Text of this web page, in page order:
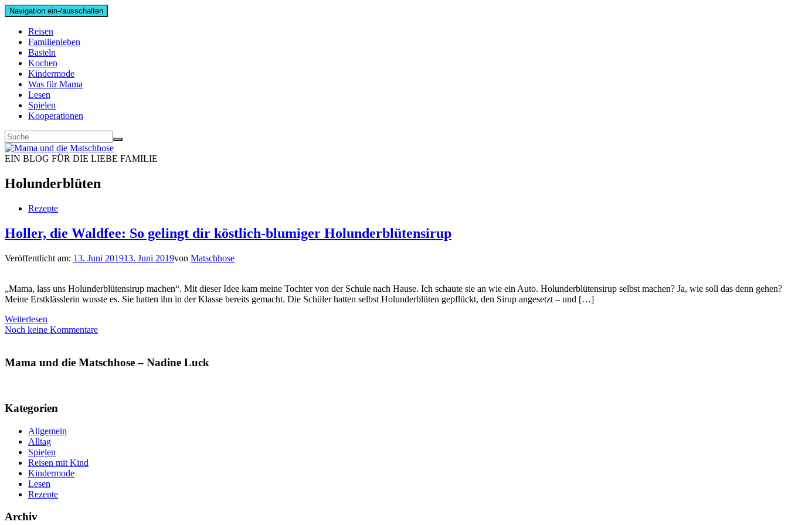
Navigation ein-/ausschalten
Reisen
Familienleben
Basteln
Kochen
Kindermode
Was für Mama
Lesen
Spielen
Kooperationen
EIN BLOG FÜR DIE LIEBE FAMILIE
Holunderblüten
Rezepte
Holler, die Waldfee: So gelingt dir köstlich-blumiger Holunderblütensirup
Veröffentlicht am: 13. Juni 201913. Juni 2019von Matschhose
„Mama, lass uns Holunderblütensirup machen“. Mit dieser Idee kam meine Tochter von der Schule nach Hause. Ich schaute sie an wie ein Auto. Holunderblütensirup selbst machen? Ja, wie soll das denn gehen?
Meine Erstklässlerin wusste es. Sie hatten ihn in der Klasse bereits gemacht. Die Schüler hatten selbst Holunderblüten gepflückt, den Sirup angesetzt – und […]
Weiterlesen
Noch keine Kommentare
Mama und die Matschhose – Nadine Luck
Kategorien
Allgemein
Alltag
Spielen
Reisen mit Kind
Kindermode
Lesen
Rezepte
Archiv